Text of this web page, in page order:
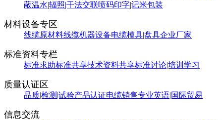
蔽温水|辐照|干法交联喷码印字|记米包装
材料设备专区
线缆原材料线缆机器设备电缆模具|盘具企业厂家
标准资料专栏
标准求助标准共享技术资料共享标准讨论|培训学习
质量认证区
品质|检测|试验产品认证电缆销售专业英语|国际贸易
信息交流